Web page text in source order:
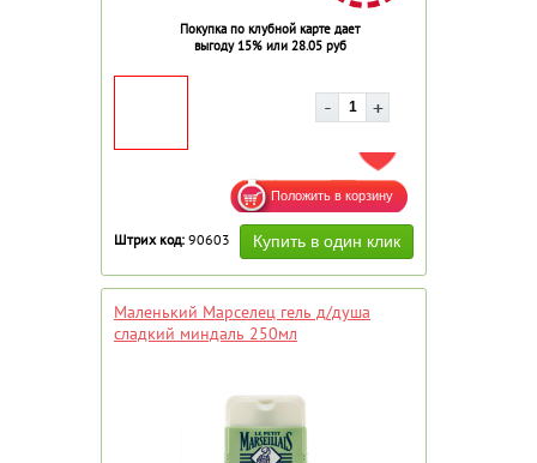
Покупка по клубной карте дает
выгоду 15% или 28.05 руб
ДОБАВИТЬ В ИЗБРАННОЕ
Штрих код: 90603
Маленький Марселец гель д/душа
сладкий миндаль 250мл